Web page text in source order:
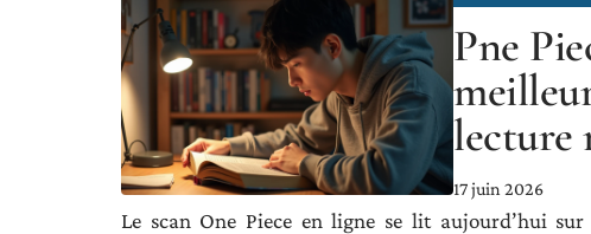
Pne
lecture
17 juin 2026
Le scan One Piece en ligne se lit aujourd’hui